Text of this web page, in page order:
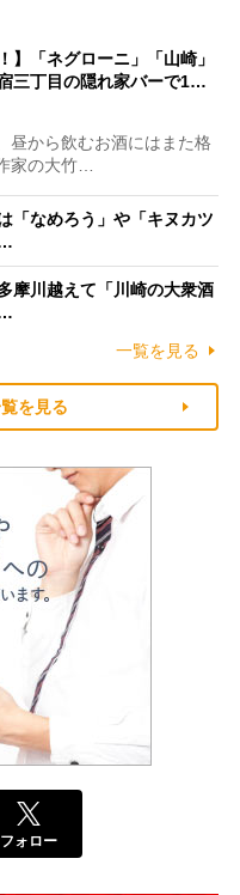
】「ネグローニ」「山崎」
三丁目の隠れ家バーで1…
から飲むお酒にはまた格
家の大竹…
「なめろう」や「キヌカツ
摩川越えて「川崎の大衆酒
一覧を見る
を見る
フォロー